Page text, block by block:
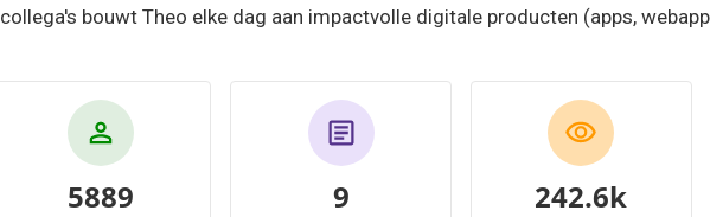
collega's bouwt Theo elke dag aan impactvolle digitale producten (apps,
5889 9 252.8k